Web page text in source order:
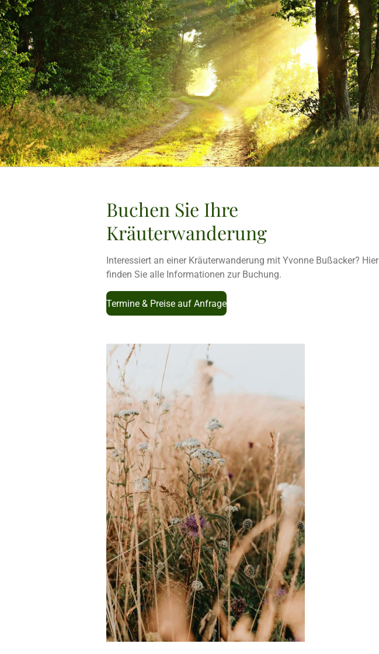
Buchen Sie Ihre
Kräuterwanderung
Interessiert an einer Kräuterwanderung mit Yvonne Bußacker? Hier
finden Sie alle Informationen zur Buchung.
Termine & Preise auf Anfrage